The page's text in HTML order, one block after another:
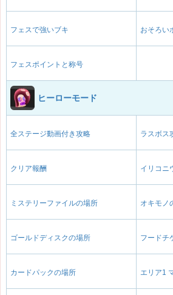
フェスで強いブキ おそろい
フェスポイントと称号
ヒーローモード
全ステージ動画付き攻略 ラスボス
クリア報酬 イリコニ
ミステリーファイルの場所 オキモノ
ゴールドディスクの場所 フードチ
カードパックの場所 エリア1